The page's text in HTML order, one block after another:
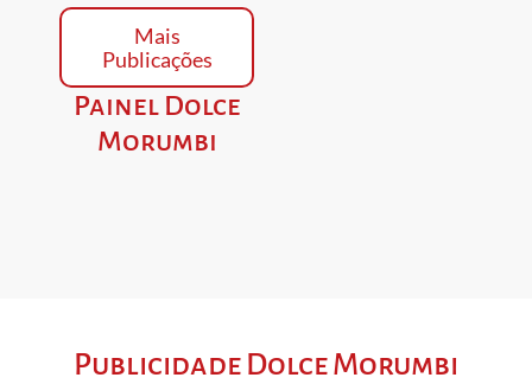
Mais
Publicações
Painel Dolce
Morumbi
Publicidade Dolce Morumbi